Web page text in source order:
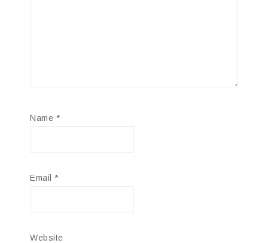
Name *
Email *
Website